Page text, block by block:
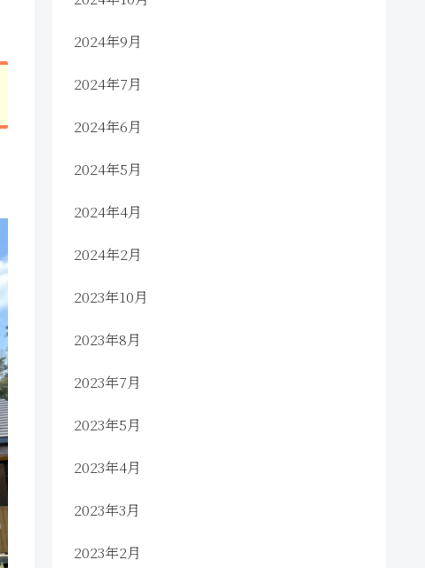
2024年9月
2024年7月
2024年6月
2024年5月
2024年4月
2024年2月
2023年10月
2023年8月
2023年7月
2023年5月
2023年4月
2023年3月
2023年2月